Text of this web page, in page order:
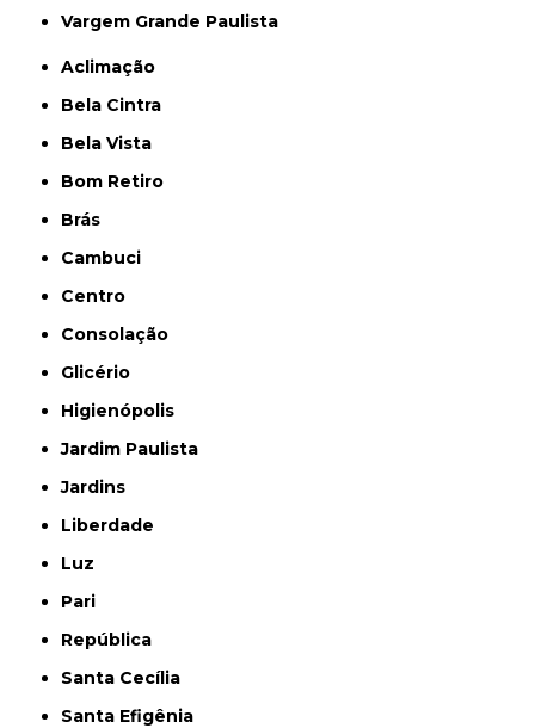
Vargem Grande Paulista
Aclimação
Bela Cintra
Bela Vista
Bom Retiro
Brás
Cambuci
Centro
Consolação
Glicério
Higienópolis
Jardim Paulista
Jardins
Liberdade
Luz
Pari
República
Santa Cecília
Santa Efigênia